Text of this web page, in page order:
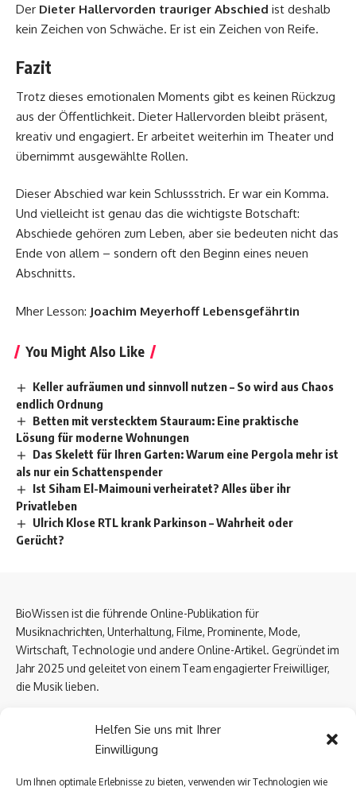
Helfen Sie uns mit Ihrer
Einwilligung
Um Ihnen optimale Erlebnisse zu bieten, verwenden wir Technologien wie
Der Dieter Hallervorden trauriger Abschied ist deshalb
kein Zeichen von Schwäche. Er ist ein Zeichen von Reife.
Fazit
Trotz dieses emotionalen Moments gibt es keinen Rückzug
aus der Öffentlichkeit. Dieter Hallervorden bleibt präsent,
kreativ und engagiert. Er arbeitet weiterhin im Theater und
übernimmt ausgewählte Rollen.
Dieser Abschied war kein Schlussstrich. Er war ein Komma.
Und vielleicht ist genau das die wichtigste Botschaft:
Abschiede gehören zum Leben, aber sie bedeuten nicht das
Ende von allem – sondern oft den Beginn eines neuen
Abschnitts.
Mher Lesson: Joachim Meyerhoff Lebensgefährtin
You Might Also Like
Keller aufräumen und sinnvoll nutzen – So wird aus Chaos
endlich Ordnung
Betten mit verstecktem Stauraum: Eine praktische
Lösung für moderne Wohnungen
Das Skelett für Ihren Garten: Warum eine Pergola mehr ist
als nur ein Schattenspender
Ist Siham El-Maimouni verheiratet? Alles über ihr
Privatleben
Ulrich Klose RTL krank Parkinson – Wahrheit oder
Gerücht?
BioWissen ist die führende Online-Publikation für
Musiknachrichten, Unterhaltung, Filme, Prominente, Mode,
Wirtschaft, Technologie und andere Online-Artikel. Gegründet im
Jahr 2025 und geleitet von einem Team engagierter Freiwilliger,
die Musik lieben.